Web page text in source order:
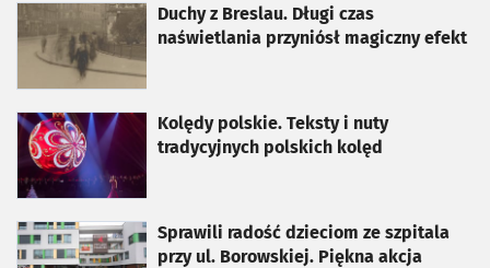
Duchy z Breslau. Długi czas
naświetlania przyniósł magiczny efekt
otworzy się w nowej karcie
Kolędy polskie. Teksty i nuty
tradycyjnych polskich kolęd
otworzy się w nowej karcie
Sprawili radość dzieciom ze szpitala
przy ul. Borowskiej. Piękna akcja
otworzy się w nowej karcie